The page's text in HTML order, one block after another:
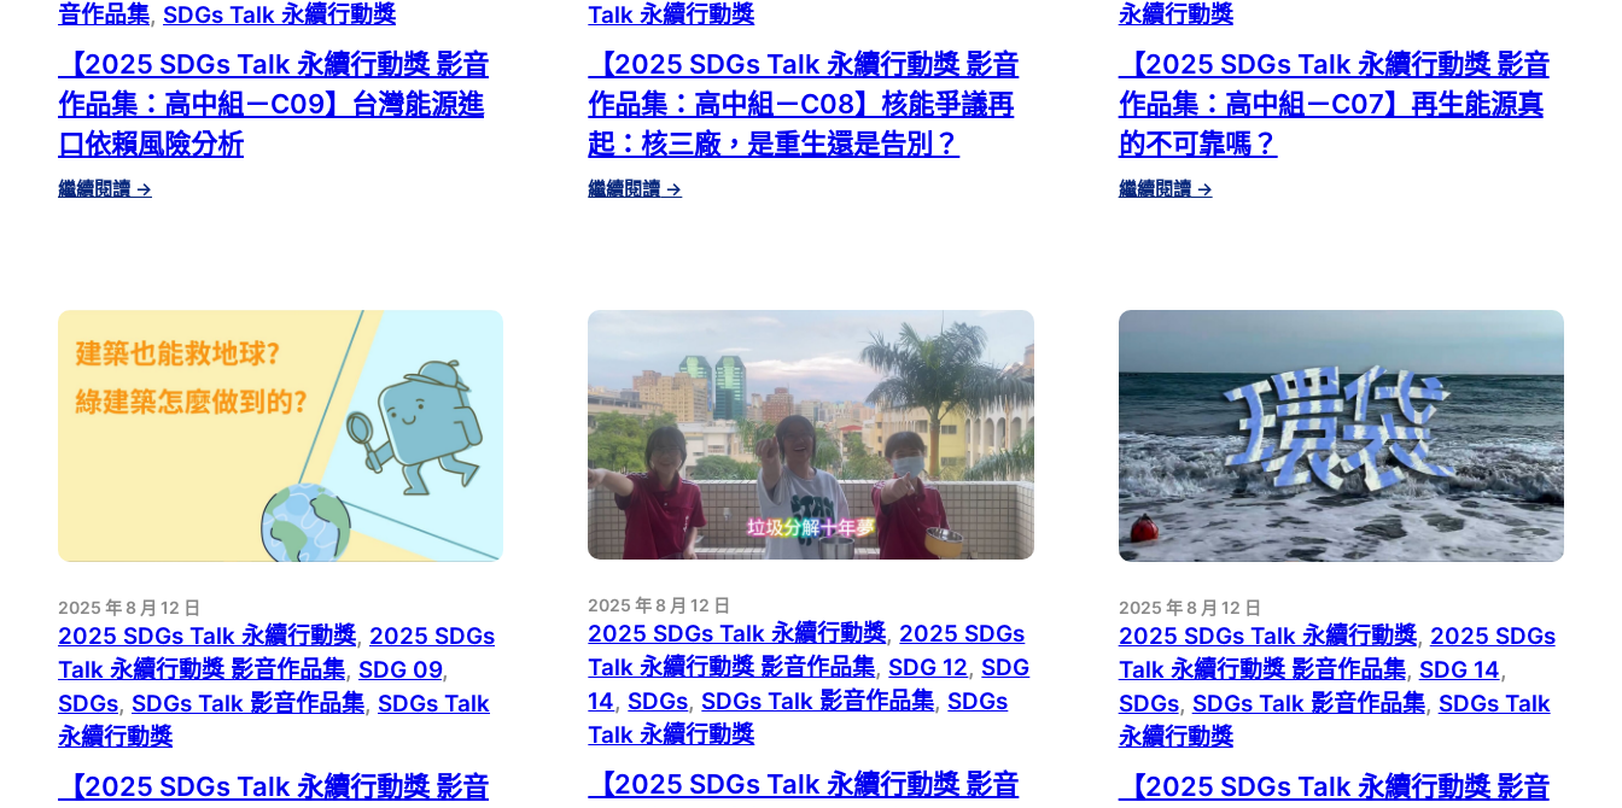
音作品集, SDGs Talk 永續行動獎
【2025 SDGs Talk 永續行動獎 影音
作品集：高中組－C09】台灣能源進
口依賴風險分析
繼續閱讀 →
行
動
獎
高
組
－
C09】
台
灣
能
源
進
Talk 永續行動獎
【2025 SDGs Talk 永續行動獎 影音
作品集：高中組－C08】核能爭議再
起：核三廠，是重生還是告別？
繼續閱讀 →
動
獎
影
音
作
品
集：
高
組
－
C08】
核
能
爭
議
再
永續行動獎
【2025 SDGs Talk 永續行動獎 影音
作品集：高中組－C07】再生能源真
的不可靠嗎？
繼續閱讀→:
動
獎
影
音
作
品
集：
高
組
－
C07】
再
生
能
源
真
2025 年 8 月 12 日
2025 SDGs Talk 永續行動獎, 2025 SDGs
Talk 永續行動獎 影音作品集, SDG 09
SDGs, SDGs Talk 影音作品集, SDGs Talk
永續行動獎
【2025 SDGs Talk 永續行動獎 影音
2025 年 8 月 12 日
2025 SDGs Talk 永續行動獎, 2025 SDGs
Talk 永續行動獎 影音作品集, SDG 12, SDG
14, SDGs, SDGs Talk 影音作品集, SDGs
Talk 永續行動獎
【2025 SDGs Talk 永續行動獎 影音
2025 年 8 月 12 日
2025 SDGs Talk 永續行動獎, 2025 SDGs
Talk 永續行動獎 影音作品集, SDG 14
SDGs, SDGs Talk 影音作品集, SDGs Talk
永續行動獎
【2025 SDGs Talk 永續行動獎 影音